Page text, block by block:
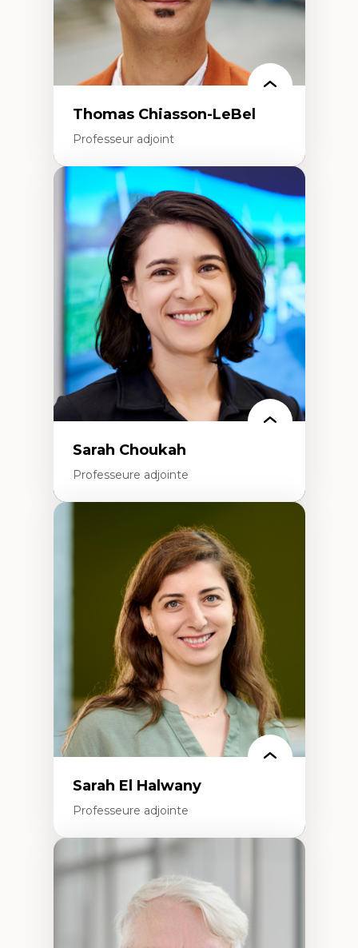
Thomas Chiasson-LeBel
Professeur adjoint
Expertises
Théories du développement
Économie politique comparée
Élites économiques
Sociologie économique
Extractivisme
Classes sociales
Mouvements sociaux
Théories de l’État
Sarah Choukah
Professeure adjointe
Démocratisation des nouvelles
technologies et biotechnologies
Données ouvertes
Bioart, programmation et électronique
créatives
Histoire sociale et culturelle des
technologies numériques
Résistances et droits numériques
Internet des objets
Métavers
Problématiques relatives à l’intelligence
artificielle, l’apprentissage machine et les
hautes technologies
Féminismes et nouvelles technologies
Sarah El Halwany
Professeure adjointe
Expertises
Les apports pédagogiques des théories de
l'affect, du posthumanisme, du féminisme
dans l'éducation aux sciences
L'apprentissage des sciences/STIM dans une
perspective socioécologique de care